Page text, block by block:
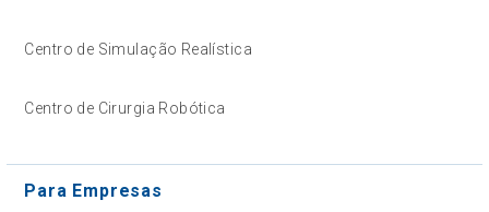
Centro de Simulação Realística
Centro de Cirurgia Robótica
Para Empresas